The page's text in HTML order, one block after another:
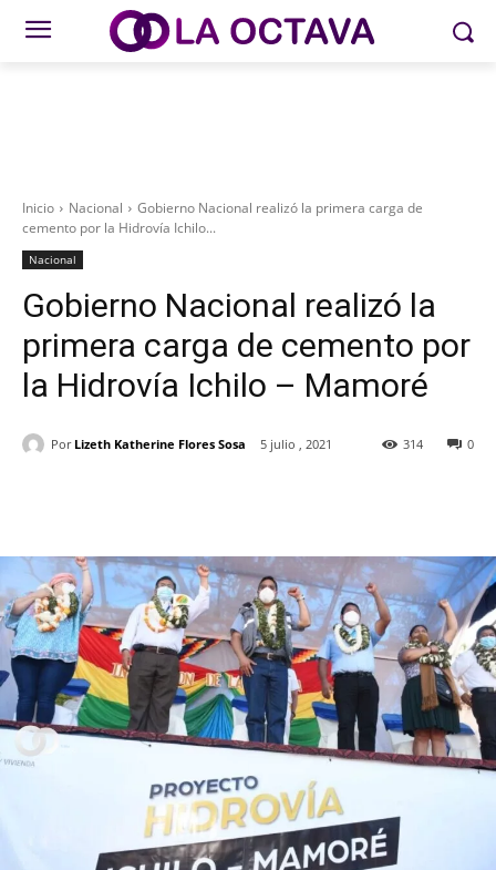
Inicio Nacional
Gobierno Nacional realizó la primera carga de
cemento por la Hidrovía Ichilo...
Nacional
Gobierno Nacional realizó la
primera carga de cemento por
la Hidrovía Ichilo – Mamoré
Por Lizeth Katherine Flores Sosa 5 julio , 2021 0
314